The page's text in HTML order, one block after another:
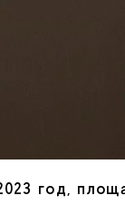
год,